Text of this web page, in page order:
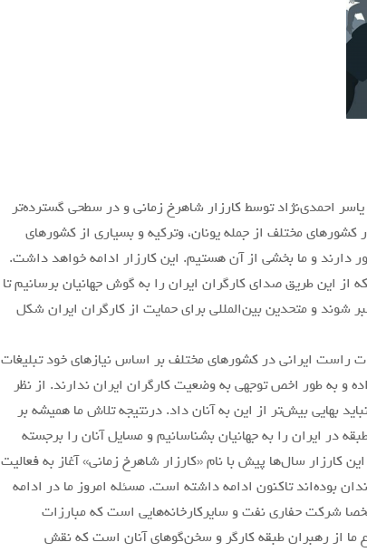
یاسر احمدی‌نژاد توسط کارزار شاهرخ زمانی و در سطحی گسترده‌تر
کشورهای مختلف از جمله یونان، وترکیه و بسیاری از کشورهای
دارند و ما بخشی از آن هستیم. این کارزار ادامه خواهد داشت.
این طریق صدای کارگران ایران را به گوش جهانیان برسانیم تا
شوند و متحدین بین‌المللی برای حمایت از کارگران ایران شکل
راست ایرانی در کشورهای مختلف بر اساس نیازهای خود تبلیغات
و به طور اخص توجهی به وضعیت کارگران ایران ندارند. از نظر
بهایی بیش‌تر از این به آنان داد. درنتیجه تلاش ما همیشه بر
در ایران را به جهانیان بشناسانیم و مسایل آنان را برجسته
کارزار سال‌ها پیش با نام «کارزار شاهرخ زمانی» آغاز به فعالیت
بوده‌اند تاکنون ادامه داشته است. مسئله امروز ما در ادامه
شرکت حفاری نفت و‌ سایرکارخانه‌هایی است که مبارزات
ما از رهبران طبقه کارگر و سخن‌گوهای آنان است که نقش